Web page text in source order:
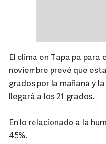
El clima en Tapalpa para
noviembre prevé que
grados por la mañana y
llegará a los 21 grados.
En lo relacionado a la
45%.